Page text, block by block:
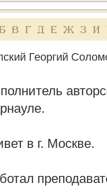
В Г Д Е Ж З И
Георгий
в г. Москве.